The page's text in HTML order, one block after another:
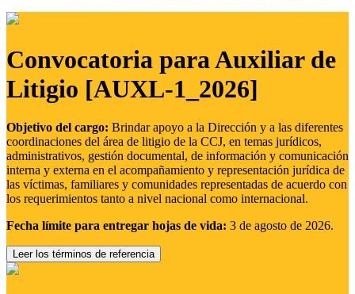
Convocatoria para Auxiliar de
Litigio [AUXL-1_2026]
Objetivo del cargo: Brindar apoyo a la Dirección y a las diferentes
coordinaciones del área de litigio de la CCJ, en temas jurídicos,
administrativos, gestión documental, de información y comunicación
interna y externa en el acompañamiento y representación jurídica de
las víctimas, familiares y comunidades representadas de acuerdo con
los requerimientos tanto a nivel nacional como internacional.
Fecha límite para entregar hojas de vida: 3 de agosto de 2026.
Leer los términos de referencia